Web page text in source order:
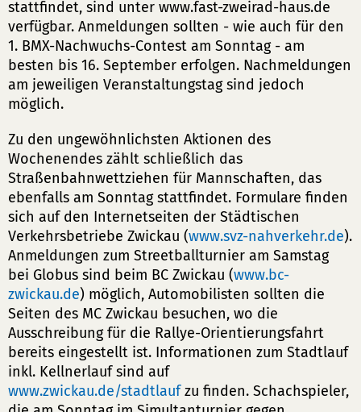
stattfindet, sind unter www.fast-zweirad-haus.de
verfügbar. Anmeldungen sollten - wie auch für den
1. BMX-Nachwuchs-Contest am Sonntag - am
besten bis 16. September erfolgen. Nachmeldungen
am jeweiligen Veranstaltungstag sind jedoch
möglich.
Zu den ungewöhnlichsten Aktionen des
Wochenendes zählt schließlich das
Straßenbahnwettziehen für Mannschaften, das
ebenfalls am Sonntag stattfindet. Formulare finden
sich auf den Internetseiten der Städtischen
Verkehrsbetriebe Zwickau (www.svz-nahverkehr.de).
Anmeldungen zum Streetballturnier am Samstag
bei Globus sind beim BC Zwickau (www.bc-
zwickau.de) möglich, Automobilisten sollten die
Seiten des MC Zwickau besuchen, wo die
Ausschreibung für die Rallye-Orientierungsfahrt
bereits eingestellt ist. Informationen zum Stadtlauf
inkl. Kellnerlauf sind auf
www.zwickau.de/stadtlaufzu finden. Schachspieler,